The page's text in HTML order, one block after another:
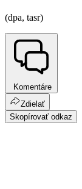
(dpa, tasr)
Komentáre
Zdielať
Skopírovať odkaz